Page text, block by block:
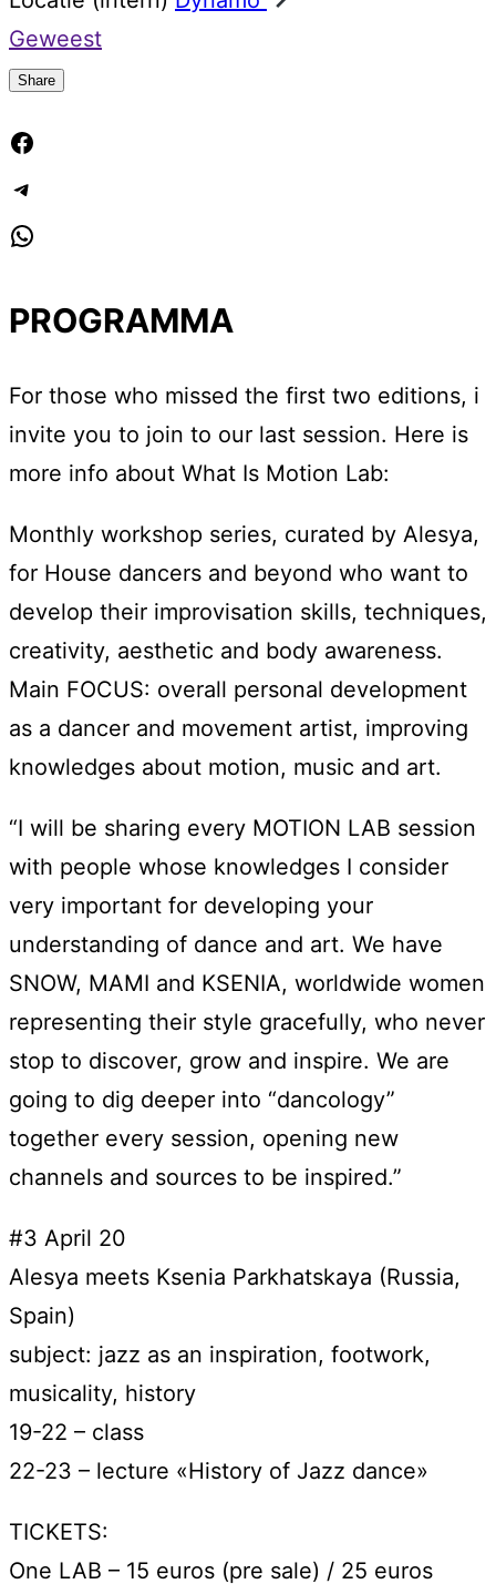
Geweest
Share
PROGRAMMA
For those who missed the first two editions, i
invite you to join to our last session. Here is
more info about What Is Motion Lab:
Monthly workshop series, curated by Alesya,
for House dancers and beyond who want to
develop their improvisation skills, techniques,
creativity, aesthetic and body awareness.
Main FOCUS: overall personal development
as a dancer and movement artist, improving
knowledges about motion, music and art.
“I will be sharing every MOTION LAB session
with people whose knowledges I consider
very important for developing your
understanding of dance and art. We have
SNOW, MAMI and KSENIA, worldwide women
representing their style gracefully, who never
stop to discover, grow and inspire. We are
going to dig deeper into “dancology”
together every session, opening new
channels and sources to be inspired.”
#3 April 20
Alesya meets Ksenia Parkhatskaya (Russia,
Spain)
subject: jazz as an inspiration, footwork,
musicality, history
19-22 – class
22-23 – lecture «History of Jazz dance»
TICKETS:
One LAB – 15 euros (pre sale) / 25 euros